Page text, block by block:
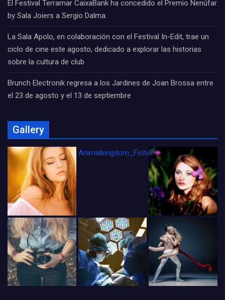
El Festival Terramar CaixaBank ha concedido el Premio Nenúfar
by Sala Joiers a Sergio Dalma.
La Sala Apolo, en colaboración con el Festival In-Edit, trae un
ciclo de cine este agosto, dedicado a explorar las historias
sobre la cultura de club
Brunch Electronik regresa a los Jardines de Joan Brossa entre
el 23 de agosto y el 13 de septiembre
Gallery
Animalkingdom_FichaCine